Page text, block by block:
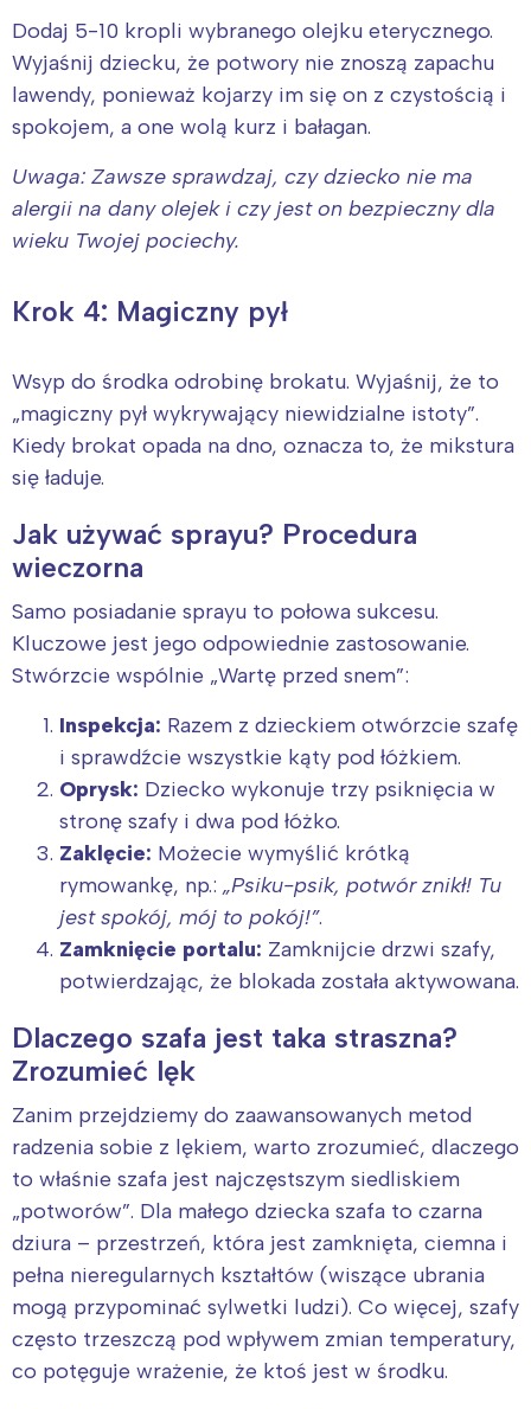
Dodaj 5-10 kropli wybranego olejku eterycznego.
Wyjaśnij dziecku, że potwory nie znoszą zapachu
lawendy, ponieważ kojarzy im się on z czystością i
spokojem, a one wolą kurz i bałagan.
Uwaga: Zawsze sprawdzaj, czy dziecko nie ma
alergii na dany olejek i czy jest on bezpieczny dla
wieku Twojej pociechy.
Krok 4: Magiczny pył
Wsyp do środka odrobinę brokatu. Wyjaśnij, że to
„magiczny pył wykrywający niewidzialne istoty”.
Kiedy brokat opada na dno, oznacza to, że mikstura
się ładuje.
Jak używać sprayu? Procedura
wieczorna
Samo posiadanie sprayu to połowa sukcesu.
Kluczowe jest jego odpowiednie zastosowanie.
Stwórzcie wspólnie „Wartę przed snem”:
Inspekcja: Razem z dzieckiem otwórzcie szafę
i sprawdźcie wszystkie kąty pod łóżkiem.
Oprysk: Dziecko wykonuje trzy psiknięcia w
stronę szafy i dwa pod łóżko.
Zaklęcie: Możecie wymyślić krótką
rymowankę, np.: „Psiku-psik, potwór znikł! Tu
jest spokój, mój to pokój!”.
Zamknięcie portalu: Zamknijcie drzwi szafy,
potwierdzając, że blokada została aktywowana.
Dlaczego szafa jest taka straszna?
Zrozumieć lęk
Zanim przejdziemy do zaawansowanych metod
radzenia sobie z lękiem, warto zrozumieć, dlaczego
to właśnie szafa jest najczęstszym siedliskiem
„potworów”. Dla małego dziecka szafa to czarna
dziura – przestrzeń, która jest zamknięta, ciemna i
pełna nieregularnych kształtów (wiszące ubrania
mogą przypominać sylwetki ludzi). Co więcej, szafy
często trzeszczą pod wpływem zmian temperatury,
co potęguje wrażenie, że ktoś jest w środku.